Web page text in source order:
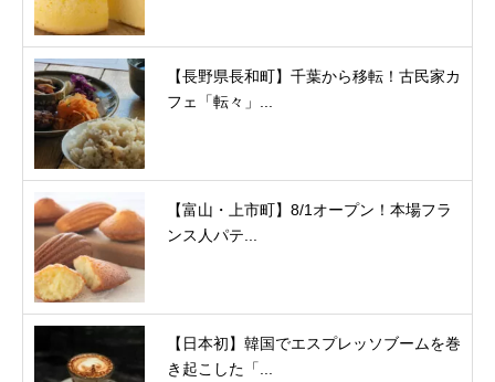
【長野県長和町】千葉から移転！古民家カ
フェ「転々」...
【富山・上市町】8/1オープン！本場フラ
ンス人パテ...
【日本初】韓国でエスプレッソブームを巻
き起こした「...